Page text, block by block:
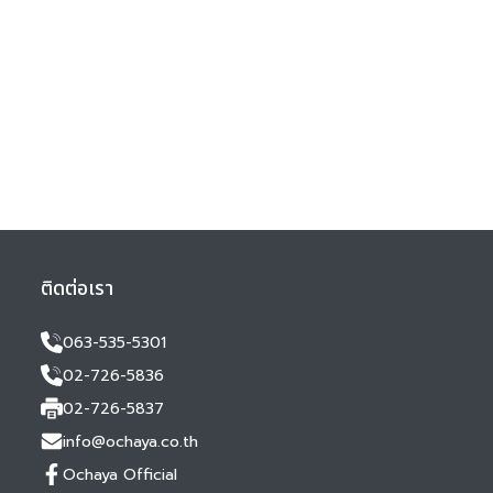
ติดต่อเรา
063-535-5301
02-726-5836
02-726-5837
info@ochaya.co.th
Ochaya Official